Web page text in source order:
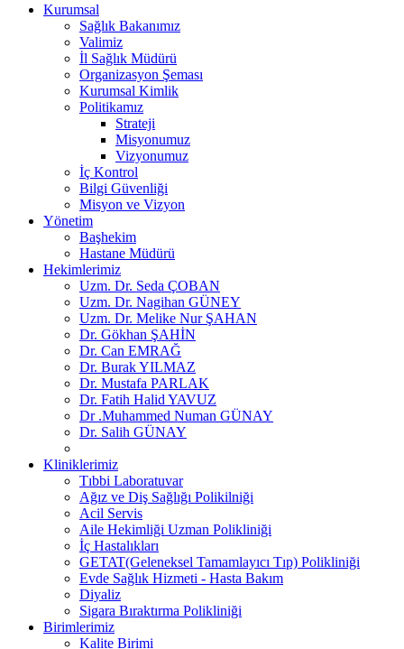
Kurumsal
Sağlık Bakanımız
Valimiz
İl Sağlık Müdürü
Organizasyon Şeması
Kurumsal Kimlik
Politikamız
Strateji
Misyonumuz
Vizyonumuz
İç Kontrol
Bilgi Güvenliği
Misyon ve Vizyon
Yönetim
Başhekim
Hastane Müdürü
Hekimlerimiz
Uzm. Dr. Seda ÇOBAN
Uzm. Dr. Nagihan GÜNEY
Uzm. Dr. Melike Nur ŞAHAN
Dr. Gökhan ŞAHİN
Dr. Can EMRAĞ
Dr. Burak YILMAZ
Dr. Mustafa PARLAK
Dr. Fatih Halid YAVUZ
Dr .Muhammed Numan GÜNAY
Dr. Salih GÜNAY
Kliniklerimiz
Tıbbi Laboratuvar
Ağız ve Diş Sağlığı Polikilniği
Acil Servis
Aile Hekimliği Uzman Polikliniği
İç Hastalıkları
GETAT(Geleneksel Tamamlayıcı Tıp) Polikliniği
Evde Sağlık Hizmeti - Hasta Bakım
Diyaliz
Sigara Bıraktırma Polikliniği
Birimlerimiz
Kalite Birimi